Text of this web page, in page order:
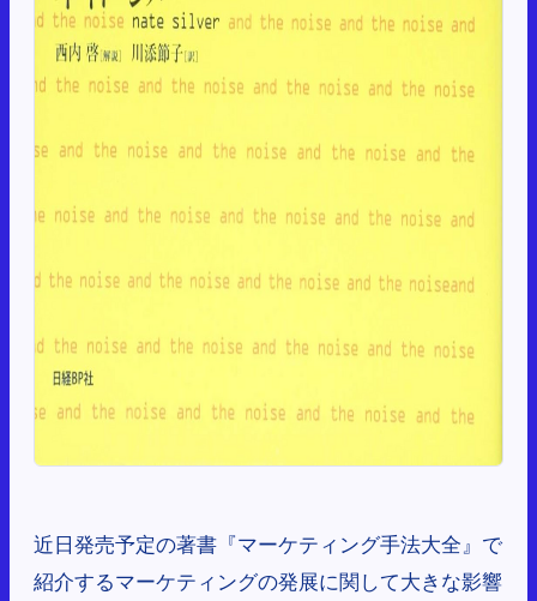
近日発売予定の著書『マーケティング手法大全』で
紹介するマーケティングの発展に関して大きな影響